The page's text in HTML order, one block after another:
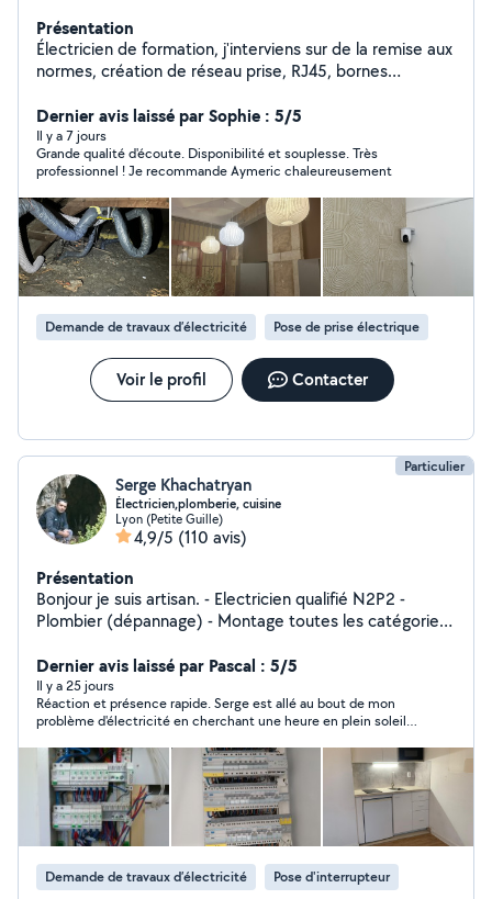
Présentation
Électricien de formation, j'interviens sur de la remise aux
normes, création de réseau prise, RJ45, bornes
électrique en tous genre (pose de tringles à rideau,
montage de meubles, montage et fixation de meubles)
Électricien titulaire d'un BAC professionnel
Électrotechnique et BTS Électrotechnique.
Dernier avis laissé par Sophie : 5/5
Il y a 7 jours
Grande qualité d'écoute. Disponibilité et souplesse. Très
professionnel ! Je recommande Aymeric chaleureusement
Demande de travaux d’électricité Pose de prise électrique
Voir le profil Contacter
Particulier
Serge Khachatryan
Électricien,plomberie, cuisine
Lyon (Petite Guille)
4,9/5 (110 avis)
Présentation
Bonjour je suis artisan. - Electricien qualifié N2P2 -
Plombier (dépannage) - Montage toutes les catégories
Dernier avis laissé par Pascal : 5/5
Il y a 25 jours
Réaction et présence rapide. Serge est allé au bout de mon
problème d'électricité en cherchant une heure en plein soleil
finalement trouver. Merci de ne pas avoir abandonner malgré
les difficultés et d'avoir trouver la solution. Je recommande.
Demande de travaux d’électricité Pose d'interrupteur